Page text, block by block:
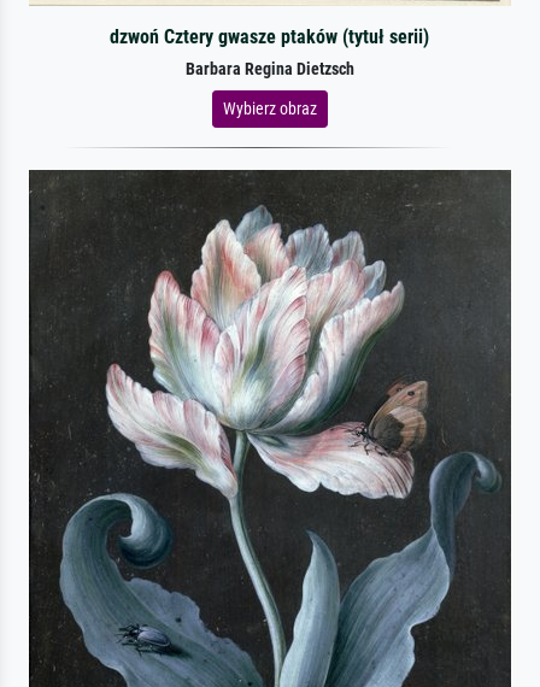
dzwoń Cztery gwasze ptaków (tytuł serii)
Barbara Regina Dietzsch
Wybierz obraz